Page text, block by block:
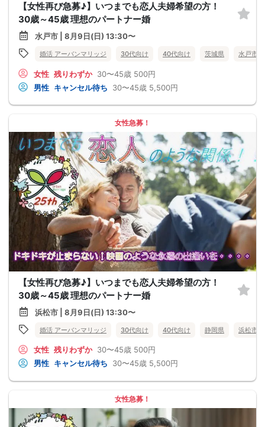
【女性再び急募♪】いつまでも恋人夫婦希望の方！
30歳～45歳 理想のパートナー婚
水戸市 | 8月9日(日) 13:30〜
婚活 アーバンマリッジ 30代向け 40代向け 茨城県 水戸市
女性 残りわずか 30〜45歳 500円
男性 キャンセル待ち 30〜45歳 5,500円
女性急募！
【女性再び急募♪】いつまでも恋人夫婦希望の方！
30歳～45歳 理想のパートナー婚
浜松市 | 8月9日(日) 13:30〜
婚活 アーバンマリッジ 30代向け 40代向け 静岡県 浜松市
女性 残りわずか 30〜45歳 500円
男性 キャンセル待ち 30〜45歳 5,500円
女性急募！